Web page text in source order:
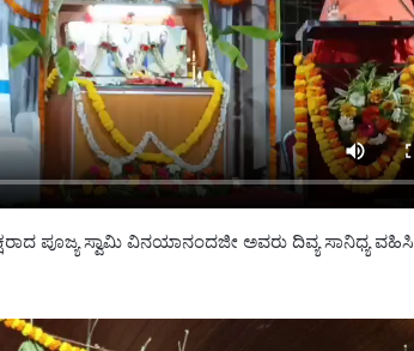
ಪೂಜ್ಯ ಸ್ವಾಮಿ ವಿನಯಾನಂದಜೀ ಅವರು ದಿವ್ಯ ಸಾನಿಧ್ಯ ವಹಿಸಿ